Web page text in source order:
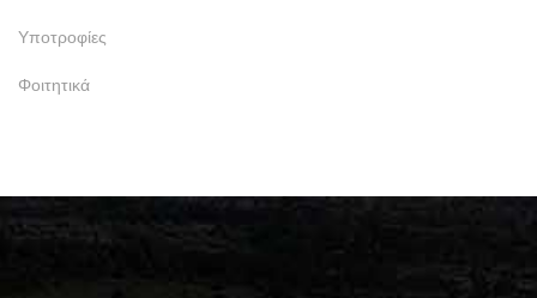
Υποτροφίες
Φοιτητικά